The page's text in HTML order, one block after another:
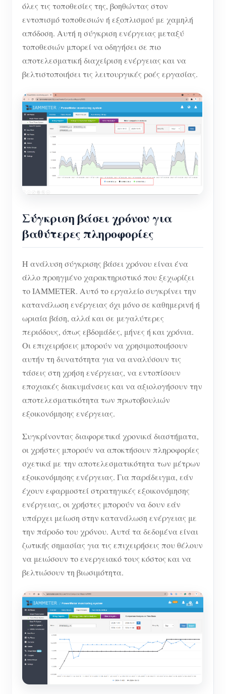
όλες τις τοποθεσίες της, βοηθώντας στον
εντοπισμό τοποθεσιών ή εξοπλισμού με χαμηλή
απόδοση. Αυτή η σύγκριση ενέργειας μεταξύ
τοποθεσιών μπορεί να οδηγήσει σε πιο
αποτελεσματική διαχείριση ενέργειας και να
βελτιστοποιήσει τις λειτουργικές ροές εργασίας.
Σύγκριση βάσει χρόνου για
βαθύτερες πληροφορίες
Η ανάλυση σύγκρισης βάσει χρόνου είναι ένα
άλλο προηγμένο χαρακτηριστικό που ξεχωρίζει
το IAMMETER. Αυτό το εργαλείο συγκρίνει την
κατανάλωση ενέργειας όχι μόνο σε καθημερινή ή
ωριαία βάση, αλλά και σε μεγαλύτερες
περιόδους, όπως εβδομάδες, μήνες ή και χρόνια.
Οι επιχειρήσεις μπορούν να χρησιμοποιήσουν
αυτήν τη δυνατότητα για να αναλύσουν τις
τάσεις στη χρήση ενέργειας, να εντοπίσουν
εποχιακές διακυμάνσεις και να αξιολογήσουν την
αποτελεσματικότητα των πρωτοβουλιών
εξοικονόμησης ενέργειας.
Συγκρίνοντας διαφορετικά χρονικά διαστήματα,
οι χρήστες μπορούν να αποκτήσουν πληροφορίες
σχετικά με την αποτελεσματικότητα των μέτρων
εξοικονόμησης ενέργειας. Για παράδειγμα, εάν
έχουν εφαρμοστεί στρατηγικές εξοικονόμησης
ενέργειας, οι χρήστες μπορούν να δουν εάν
υπάρχει μείωση στην κατανάλωση ενέργειας με
την πάροδο του χρόνου. Αυτά τα δεδομένα είναι
ζωτικής σημασίας για τις επιχειρήσεις που θέλουν
να μειώσουν το ενεργειακό τους κόστος και να
βελτιώσουν τη βιωσιμότητα.